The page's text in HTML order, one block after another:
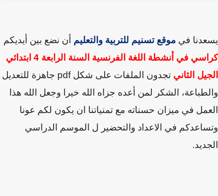
فيموقع تسنيم للتربية والتعليمأن نضع بين أيديكم
كراسي في أنشطة اللغة الفرنسية السنة الرابعة 4 ابتدائي
الثانيتجدون الملفات على شكلpdfجاهزة للتعديل
، الشكر لمن أعده جزاه الله خيرا وجعل الله هذا
في ميزان حسناتهمع تمنياتنا ان يكون لكم عونا
في الاعداد والتحضير ل الموسم الدراسي